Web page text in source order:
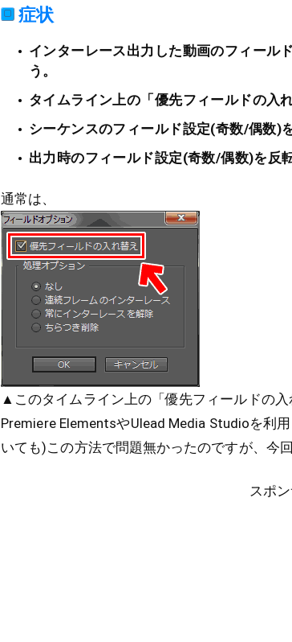
症状
インターレース出力した動画のフィール
う。
タイムライン上の「優先フィールドの入
シーケンスのフィールド設定(奇数/偶数)
出力時のフィールド設定(奇数/偶数)を反
通常は、
▲このタイムライン上の「優先フィールドの入
Premiere ElementsやUlead Media Studioを利
いても)この方法で問題無かったのですが、今
スポ